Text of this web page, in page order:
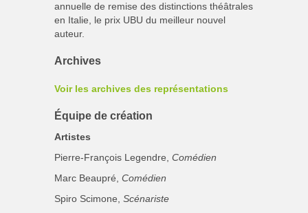
annuelle de remise des distinctions théâtrales
en Italie, le prix UBU du meilleur nouvel
auteur.
Archives
Voir les archives des représentations
Équipe de création
Artistes
Pierre-François Legendre, Comédien
Marc Beaupré, Comédien
Spiro Scimone, Scénariste